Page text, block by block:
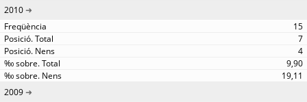
2010
15
7
4
9,90
19,11
2009